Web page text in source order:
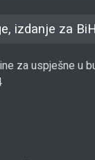
izdanje za BiH
za uspješne u